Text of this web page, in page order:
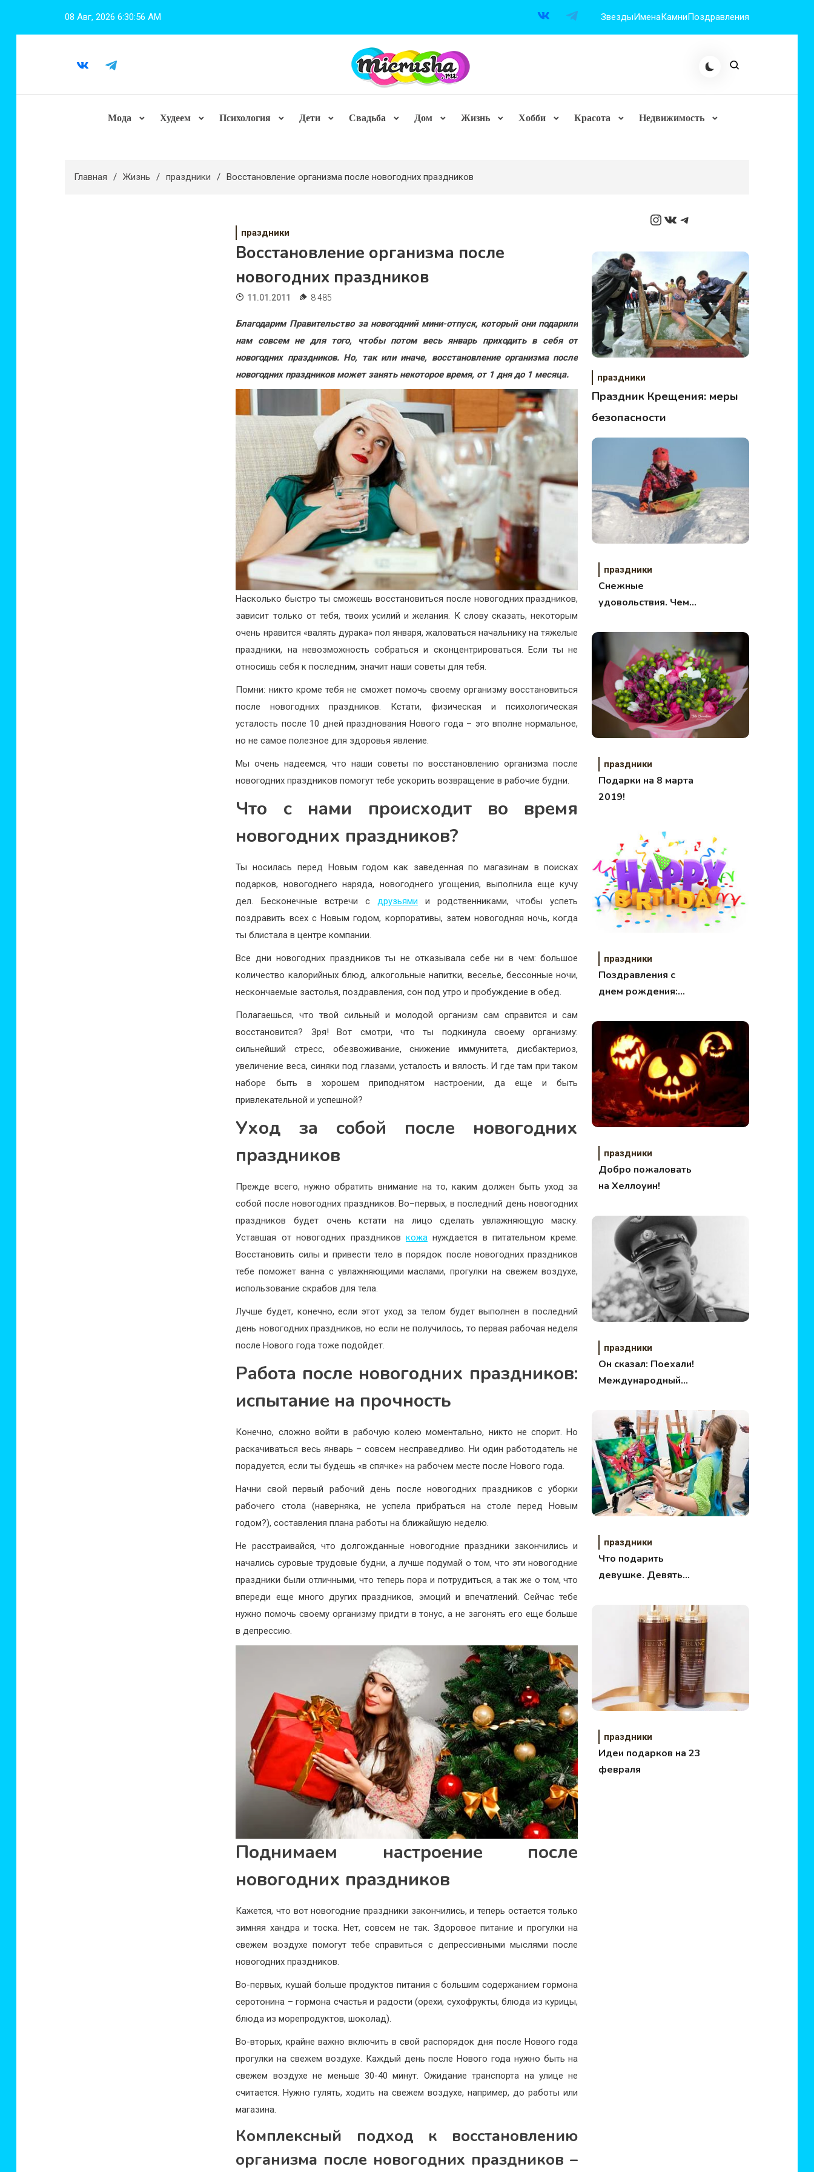
08 Авг, 2026 6:30:58 AM ЗвездыИменаКамниПоздравления
Мода Худеем Психология Дети Свадьба Дом Жизнь Хобби Красота Недвижимость
Главная Жизнь праздники Восстановление организма после новогодних праздников
праздники
Восстановление организма после
новогодних праздников
11.01.2011 8 485
Благодарим Правительство за новогодний мини-отпуск, который они подарили
нам совсем не для того, чтобы потом весь январь приходить в себя от
новогодних праздников. Но, так или иначе, восстановление организма после
новогодних праздников может занять некоторое время, от 1 дня до 1 месяца.
Насколько быстро ты сможешь восстановиться после новогодних праздников,
зависит только от тебя, твоих усилий и желания. К слову сказать, некоторым
очень нравится «валять дурака» пол января, жаловаться начальнику на тяжелые
праздники, на невозможность собраться и сконцентрироваться. Если ты не
относишь себя к последним, значит наши советы для тебя.
Помни: никто кроме тебя не сможет помочь своему организму восстановиться
после новогодних праздников. Кстати, физическая и психологическая
усталость после 10 дней празднования Нового года – это вполне нормальное,
но не самое полезное для здоровья явление.
Мы очень надеемся, что наши советы по восстановлению организма после
новогодних праздников помогут тебе ускорить возвращение в рабочие будни.
Что с нами происходит во время
новогодних праздников?
Ты носилась перед Новым годом как заведенная по магазинам в поисках
подарков, новогоднего наряда, новогоднего угощения, выполнила еще кучу
дел. Бесконечные встречи с друзьями и родственниками, чтобы успеть
поздравить всех с Новым годом, корпоративы, затем новогодняя ночь, когда
ты блистала в центре компании.
Все дни новогодних праздников ты не отказывала себе ни в чем: большое
количество калорийных блюд, алкогольные напитки, веселье, бессонные ночи,
нескончаемые застолья, поздравления, сон под утро и пробуждение в обед.
Полагаешься, что твой сильный и молодой организм сам справится и сам
восстановится? Зря! Вот смотри, что ты подкинула своему организму:
сильнейший стресс, обезвоживание, снижение иммунитета, дисбактериоз,
увеличение веса, синяки под глазами, усталость и вялость. И где там при таком
наборе быть в хорошем приподнятом настроении, да еще и быть
привлекательной и успешной?
Уход за собой после новогодних
праздников
Прежде всего, нужно обратить внимание на то, каким должен быть уход за
собой после новогодних праздников. Во–первых, в последний день новогодних
праздников будет очень кстати на лицо сделать увлажняющую маску.
Уставшая от новогодних праздников кожануждается в питательном креме.
Восстановить силы и привести тело в порядок после новогодних праздников
тебе поможет ванна с увлажняющими маслами, прогулки на свежем воздухе,
использование скрабов для тела.
Лучше будет, конечно, если этот уход за телом будет выполнен в последний
день новогодних праздников, но если не получилось, то первая рабочая неделя
после Нового года тоже подойдет.
Работа после новогодних праздников:
испытание на прочность
Конечно, сложно войти в рабочую колею моментально, никто не спорит. Но
раскачиваться весь январь – совсем несправедливо. Ни один работодатель не
порадуется, если ты будешь «в спячке» на рабочем месте после Нового года.
Начни свой первый рабочий день после новогодних праздников с уборки
рабочего стола (наверняка, не успела прибраться на столе перед Новым
годом?), составления плана работы на ближайшую неделю.
Не расстраивайся, что долгожданные новогодние праздники закончились и
начались суровые трудовые будни, а лучше подумай о том, что эти новогодние
праздники были отличными, что теперь пора и потрудиться, а так же о том, что
впереди еще много других праздников, эмоций и впечатлений. Сейчас тебе
нужно помочь своему организму придти в тонус, а не загонять его еще больше
в депрессию.
Поднимаем настроение после
новогодних праздников
Кажется, что вот новогодние праздники закончились, и теперь остается только
зимняя хандра и тоска. Нет, совсем не так. Здоровое питание и прогулки на
свежем воздухе помогут тебе справиться с депрессивными мыслями после
новогодних праздников.
Во-первых, кушай больше продуктов питания с большим содержанием гормона
серотонина – гормона счастья и радости (орехи, сухофрукты, блюда из курицы,
блюда из морепродуктов, шоколад).
Во-вторых, крайне важно включить в свой распорядок дня после Нового года
прогулки на свежем воздухе. Каждый день после Нового года нужно быть на
свежем воздухе не меньше 30-40 минут. Ожидание транспорта на улице не
считается. Нужно гулять, ходить на свежем воздухе, например, до работы или
магазина.
Комплексный подход к восстановлению
организма после новогодних праздников –
Instagram
ВКонтакте
Telegram
праздники
Праздник Крещения: меры
безопасности
праздники
Снежные
удовольствия. Чем
праздники
Подарки на 8 марта
2019!
праздники
Поздравления с
днем рождения:
праздники
Добро пожаловать
на Хеллоуин!
праздники
Он сказал: Поехали!
Международный
праздники
Что подарить
девушке. Девять
праздники
Идеи подарков на 23
февраля